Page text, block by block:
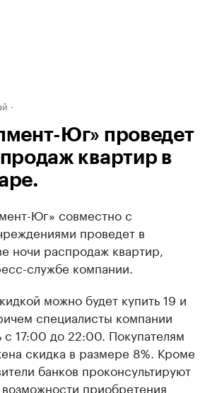
Юг» проведет
квартир в
Юг» совместно с
проведет в
ночи распродаж квартир,
службе компании.
можно будет купить 19 и
специалисты компании
с 17:00 до 22:00. Покупателям
скидка в размере 8%. Кроме
банков проконсультируют
приобретения